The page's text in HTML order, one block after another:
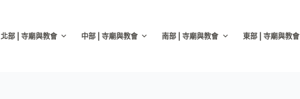
北部 | 寺廟與教會 中部 | 寺廟與教會 南部 | 寺廟與教會 東部 | 寺廟與教會